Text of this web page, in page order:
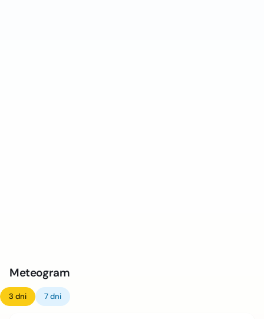
Meteogram
3 dni 7 dni